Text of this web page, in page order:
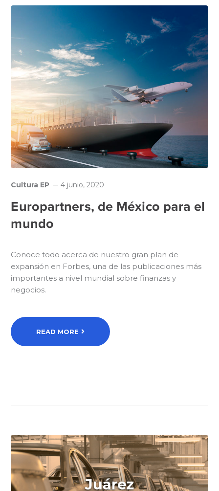
Cultura EP 4 junio, 2020
Europartners, de México para el
mundo
Conoce todo acerca de nuestro gran plan de
expansión en Forbes, una de las publicaciones más
importantes a nivel mundial sobre finanzas y
negocios.
READ MORE